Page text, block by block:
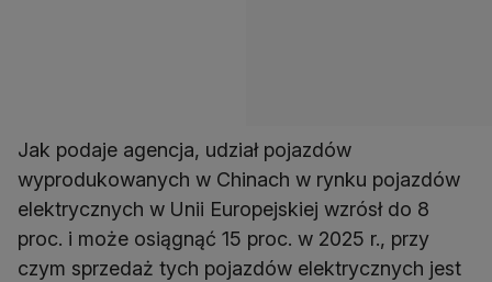
Jak podaje agencja, udział pojazdów
wyprodukowanych w Chinach w rynku pojazdów
elektrycznych w Unii Europejskiej wzrósł do 8
proc. i może osiągnąć 15 proc. w 2025 r., przy
czym sprzedaż tych pojazdów elektrycznych jest